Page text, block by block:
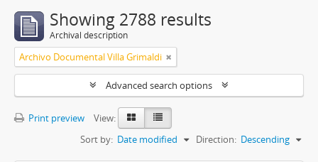
Showing 2788 results
Archival description
Archivo Documental Villa Grimaldi
Advanced search options
Print preview
View:
Sort by: Date modified Direction: Descending